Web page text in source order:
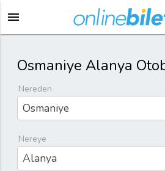
menu
Osmaniye Alanya
Nereden
Osmaniye
Nereye
Alanya